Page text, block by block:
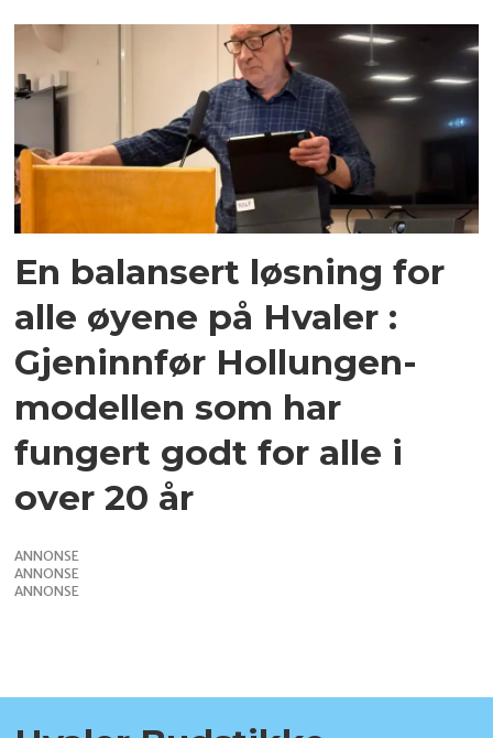
En balansert løsning for
alle øyene på Hvaler :
Gjeninnfør Hollungen-
modellen som har
fungert godt for alle i
over 20 år
ANNONSE
ANNONSE
ANNONSE